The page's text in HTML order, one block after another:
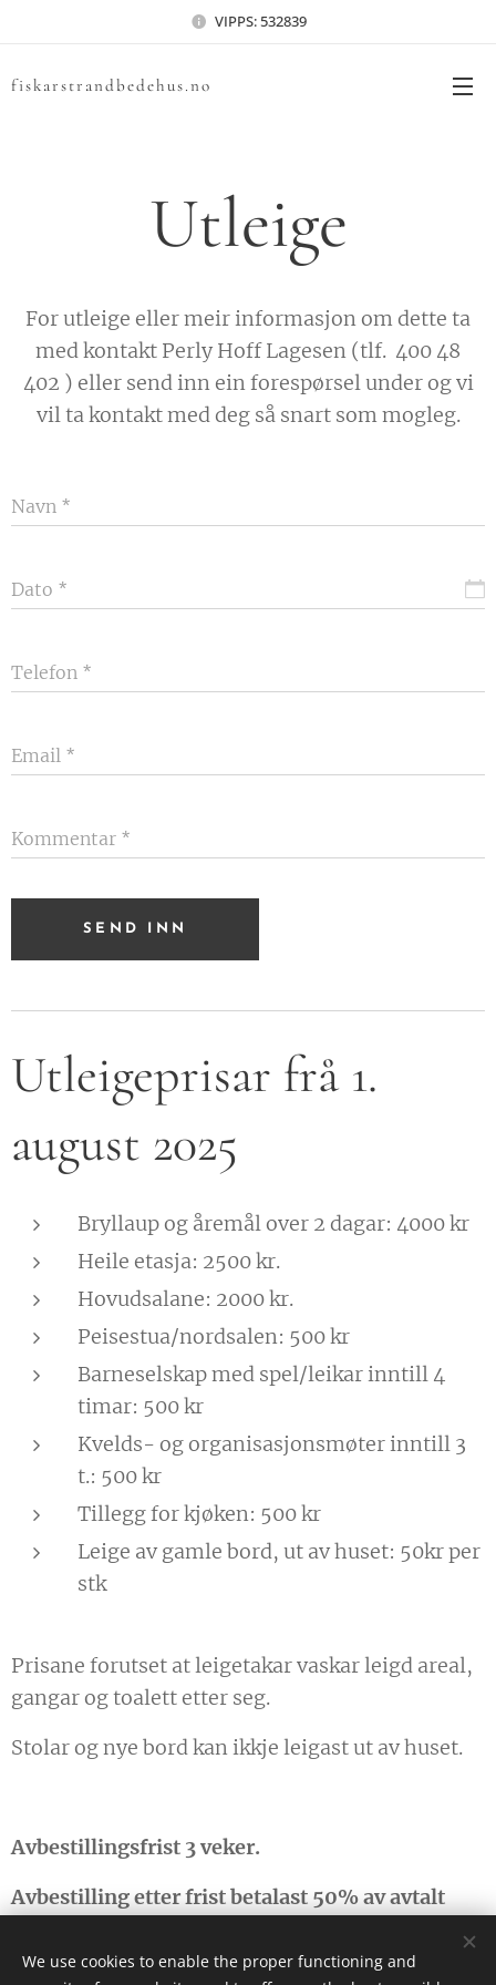
VIPPS: 532839
fiskarstrandbedehus.no
Utleige
For utleige eller meir informasjon om dette ta
med kontakt Perly Hoff Lagesen (tlf. 400 48
402 ) eller send inn ein forespørsel under og vi
vil ta kontakt med deg så snart som mogleg.
Navn
Dato
Telefon
Email
Kommentar
SEND INN
Utleigeprisar frå 1.
august 2025
Bryllaup og åremål over 2 dagar: 4000 kr
Heile etasja: 2500 kr.
Hovudsalane: 2000 kr.
Peisestua/nordsalen: 500 kr
Barneselskap med spel/leikar inntill 4
timar: 500 kr
Kvelds- og organisasjonsmøter inntill 3
t.: 500 kr
Tillegg for kjøken: 500 kr
Leige av gamle bord, ut av huset: 50kr per
stk
Prisane forutset at leigetakar vaskar leigd areal,
gangar og toalett etter seg.
Stolar og nye bord kan ikkje leigast ut av huset.
Avbestillingsfrist 3 veker.
Avbestilling etter frist betalast 50% av avtalt
We use cookies to enable the proper functioning and